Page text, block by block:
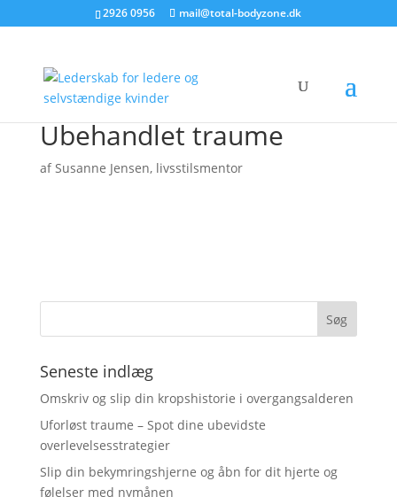
2926 0956 mail@total-bodyzone.dk
Ubehandlet traume
afSusanne Jensen, livsstilsmentor
Seneste indlæg
Omskriv og slip din kropshistorie i overgangsalderen
Uforløst traume – Spot dine ubevidste
overlevelsesstrategier
Slip din bekymringshjerne og åbn for dit hjerte og
følelser med nymånen